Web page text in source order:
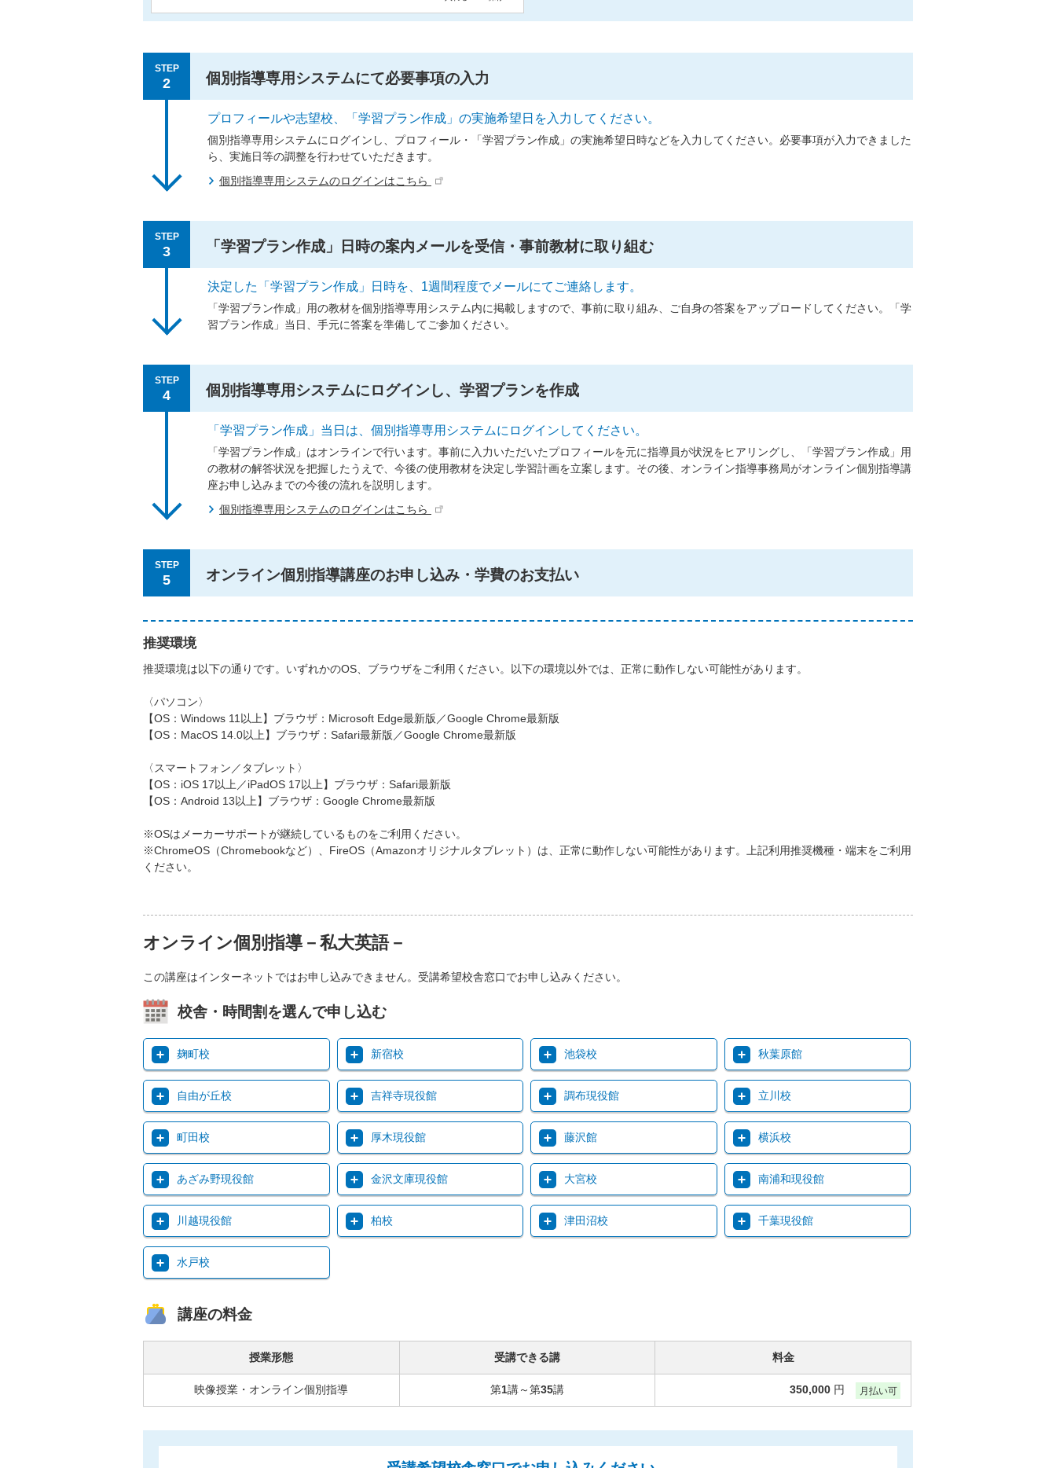
STEP
2 個別指導専用システムにて必要事項の入力
プロフィールや志望校、「学習プラン作成」の実施希望日を入力してください。
個別指導専用システムにログインし、プロフィール・「学習プラン作成」の実施希望日時などを入力してください。必要事項が入力できました
ら、実施日等の調整を行わせていただきます。
個別指導専用システムのログインはこちら
STEP
3 「学習プラン作成」日時の案内メールを受信・事前教材に取り組む
決定した「学習プラン作成」日時を、1週間程度でメールにてご連絡します。
「学習プラン作成」用の教材を個別指導専用システム内に掲載しますので、事前に取り組み、ご自身の答案をアップロードしてください。「学
習プラン作成」当日、手元に答案を準備してご参加ください。
STEP
4 個別指導専用システムにログインし、学習プランを作成
「学習プラン作成」当日は、個別指導専用システムにログインしてください。
「学習プラン作成」はオンラインで行います。事前に入力いただいたプロフィールを元に指導員が状況をヒアリングし、「学習プラン作成」用
の教材の解答状況を把握したうえで、今後の使用教材を決定し学習計画を立案します。その後、オンライン指導事務局がオンライン個別指導講
座お申し込みまでの今後の流れを説明します。
個別指導専用システムのログインはこちら
STEP
5 オンライン個別指導講座のお申し込み・学費のお支払い
推奨環境
推奨環境は以下の通りです。いずれかのOS、ブラウザをご利用ください。以下の環境以外では、正常に動作しない可能性があります。
〈パソコン〉
【OS：Windows 11以上】ブラウザ：Microsoft Edge最新版／Google Chrome最新版
【OS：MacOS 14.0以上】ブラウザ：Safari最新版／Google Chrome最新版
〈スマートフォン／タブレット〉
【OS：iOS 17以上／iPadOS 17以上】ブラウザ：Safari最新版
【OS：Android 13以上】ブラウザ：Google Chrome最新版
※OSはメーカーサポートが継続しているものをご利用ください。
※ChromeOS（Chromebookなど）、FireOS（Amazonオリジナルタブレット）は、正常に動作しない可能性があります。上記利用推奨機種・端末をご利用
ください。
オンライン個別指導－私大英語－
この講座はインターネットではお申し込みできません。受講希望校舎窓口でお申し込みください。
校舎・時間割を選んで申し込む
麹町校 新宿校 池袋校 秋葉原館
自由が丘校 吉祥寺現役館 調布現役館 立川校
町田校 厚木現役館 藤沢館 横浜校
あざみ野現役館 金沢文庫現役館 大宮校 南浦和現役館
川越現役館 柏校 津田沼校 千葉現役館
水戸校
講座の料金
授業形態
映像授業・オンライン個別指導
受講できる講
第1講～第35講
料金
350,000 円 月払い可